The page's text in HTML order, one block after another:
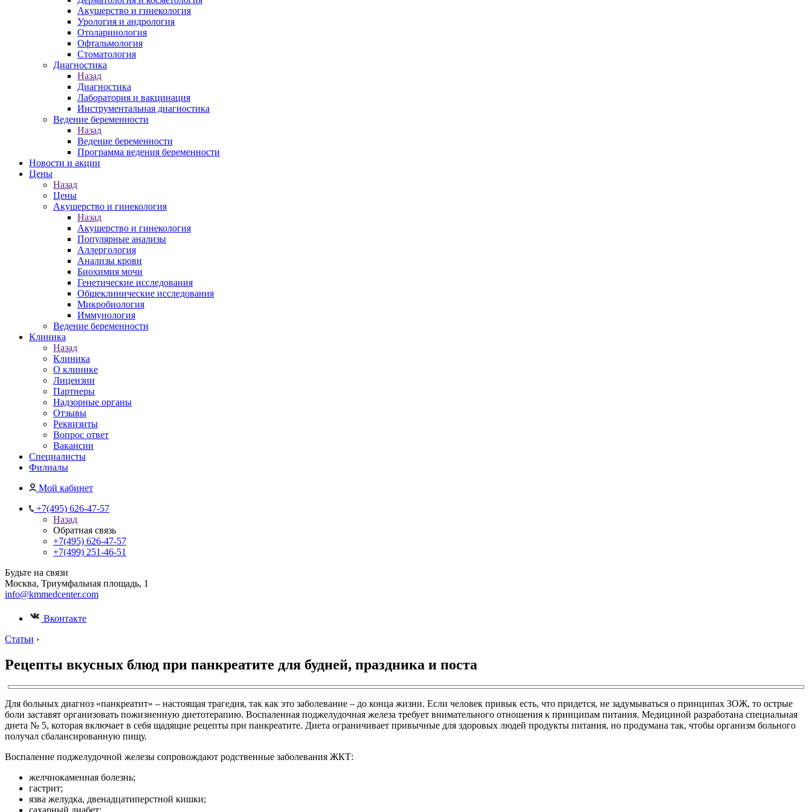
Акушерство и гинекология
Урология и андрология
Отоларинология
Офтальмология
Стоматология
Диагностика
Назад
Диагностика
Лаборатория и вакцинация
Инструментальная диагностика
Ведение беременности
Назад
Ведение беременности
Программа ведения беременности
Новости и акции
Цены
Назад
Цены
Акушерство и гинекология
Назад
Акушерство и гинекология
Популярные анализы
Аллергология
Анализы крови
Биохимия мочи
Генетические исследования
Общеклинические исследования
Микробиология
Иммунология
Ведение беременности
Клиника
Назад
Клиника
О клинике
Лицензии
Партнеры
Надзорные органы
Отзывы
Реквизиты
Вопрос ответ
Вакансии
Специалисты
Филиалы
Мой кабинет
+7(495) 626-47-57
Назад
Обратная связь
+7(495) 626-47-57
+7(499) 251-46-51
Будьте на связи
Москва, Триумфальная площадь, 1
info@kmmedcenter.com
Вконтакте
Статьи ›
Рецепты вкусных блюд при панкреатите для будней, праздника и поста
Для больных диагноз «панкреатит» – настоящая трагедия, так как это заболевание – до конца жизни. Если человек привык есть, что придется, не задумываться о принципах ЗОЖ, то острые
боли заставят организовать пожизненную диетотерапию. Воспаленная поджелудочная железа требует внимательного отношения к принципам питания. Медициной разработана специальная
диета № 5, которая включает в себя щадящие рецепты при панкреатите. Диета ограничивает привычные для здоровых людей продукты питания, но продумана так, чтобы организм больного
получал сбалансированную пищу.
Воспаление поджелудочной железы сопровождают родственные заболевания ЖКТ:
желчнокаменная болезнь;
гастрит;
язва желудка, двенадцатиперстной кишки;
сахарный диабет;